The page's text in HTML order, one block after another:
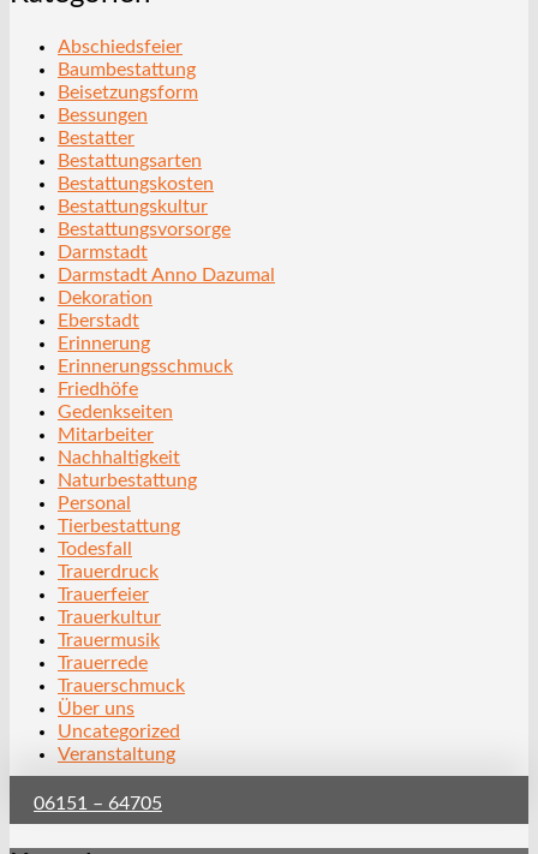
Abschiedsfeier
Baumbestattung
Beisetzungsform
Bessungen
Bestatter
Bestattungsarten
Bestattungskosten
Bestattungskultur
Bestattungsvorsorge
Darmstadt
Darmstadt Anno Dazumal
Dekoration
Eberstadt
Erinnerung
Erinnerungsschmuck
Friedhöfe
Gedenkseiten
Mitarbeiter
Nachhaltigkeit
Naturbestattung
Personal
Tierbestattung
Todesfall
Trauerdruck
Trauerfeier
Trauerkultur
Trauermusik
Trauerrede
Trauerschmuck
Über uns
Uncategorized
Veranstaltung
06151 – 64705